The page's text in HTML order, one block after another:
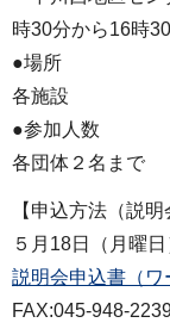
時30分から16時
●場所
各施設
●参加人数
各団体２名まで
【申込方法（説
５月18日（月曜
説明会申込書（ワ
FAX:045-948-